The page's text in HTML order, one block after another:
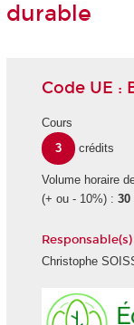
durable
Code UE :
Cours
3
crédits
Volume horaire
(+ ou - 10%) : 30
Responsable(s)
Christophe